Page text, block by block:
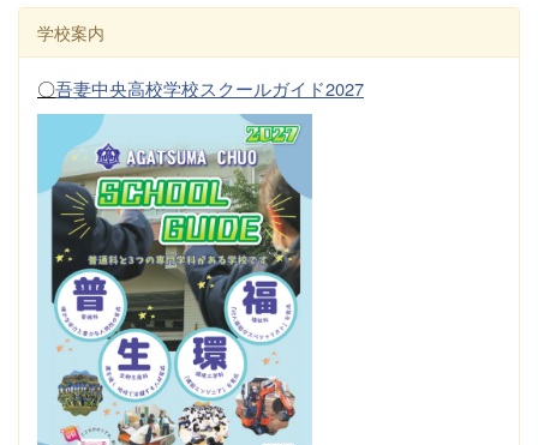
学校案内
〇吾妻中央高校学校スクールガイド2027